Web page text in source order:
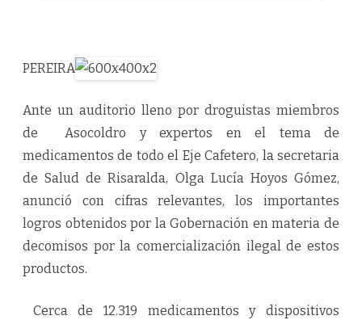
PEREIRA
Ante un auditorio lleno por droguistas miembros
de Asocoldro y expertos en el tema de
medicamentos de todo el Eje Cafetero, la secretaria
de Salud de Risaralda, Olga Lucía Hoyos Gómez,
anunció con cifras relevantes, los importantes
logros obtenidos por la Gobernación en materia de
decomisos por la comercialización ilegal de estos
productos.
Cerca de 12.319 medicamentos y dispositivos